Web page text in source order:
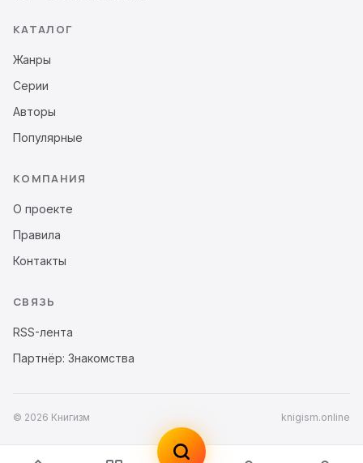
КАТАЛОГ
Жанры
Серии
Авторы
Популярные
КОМПАНИЯ
О проекте
Правила
Контакты
СВЯЗЬ
RSS-лента
Партнёр: Знакомства
© 2026 Книгизм knigism.online